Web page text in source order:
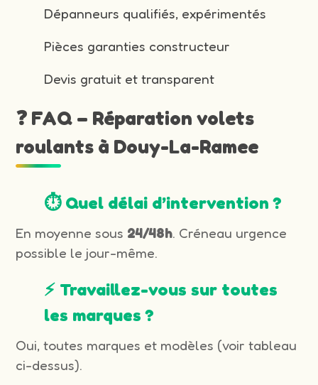
Dépanneurs qualifiés, expérimentés
Pièces garanties constructeur
Devis gratuit et transparent
❓ FAQ – Réparation volets
roulants à Douy-La-Ramee
⏱️ Quel délai d’intervention ?
En moyenne sous 24/48h. Créneau urgence
possible le jour-même.
⚡ Travaillez-vous sur toutes
les marques ?
Oui, toutes marques et modèles (voir tableau
ci-dessus).